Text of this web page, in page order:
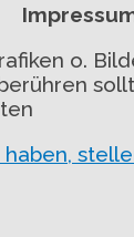
o.
haben,